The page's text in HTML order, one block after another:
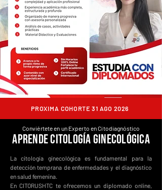
PROXIMA COHORTE 31 AGO 2026
Aprende CITOLOGÍA GINECOLÓGICA
Conviértete en un Experto en Citodiagnóstico
La citología ginecológica es fundamental para la
detección temprana de enfermedades y el diagnóstico
en salud femenina.
En CITORUSHTC te ofrecemos un diplomado online,